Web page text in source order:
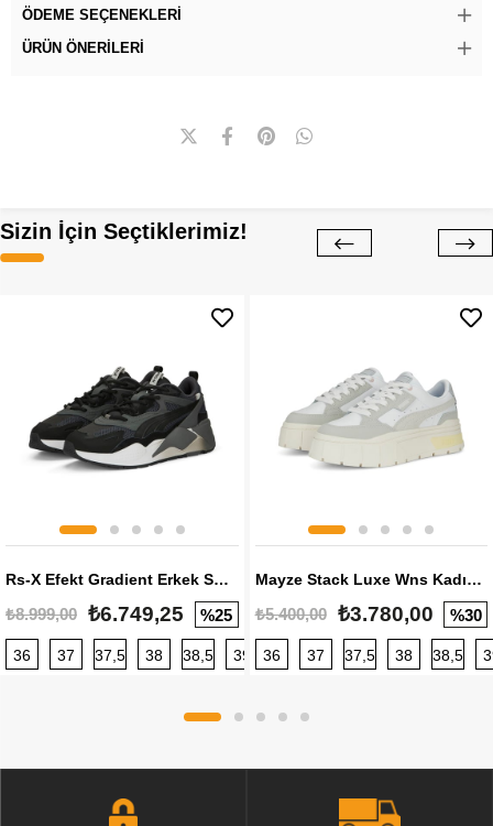
ÖDEME SEÇENEKLERI
ÜRÜN ÖNERILERI
Sizin İçin Seçtiklerimiz!
Rs-X Efekt Gradient Erkek Sneaker
₺8.999,00 ₺6.749,25 %25
36 37 37,5 38 38,5 39 40 40,5 41 42 42,5
Mayze Stack Luxe Wns Kadın Sneaker
₺5.400,00 ₺3.780,00 %30
36 37 37,5 38 38,5